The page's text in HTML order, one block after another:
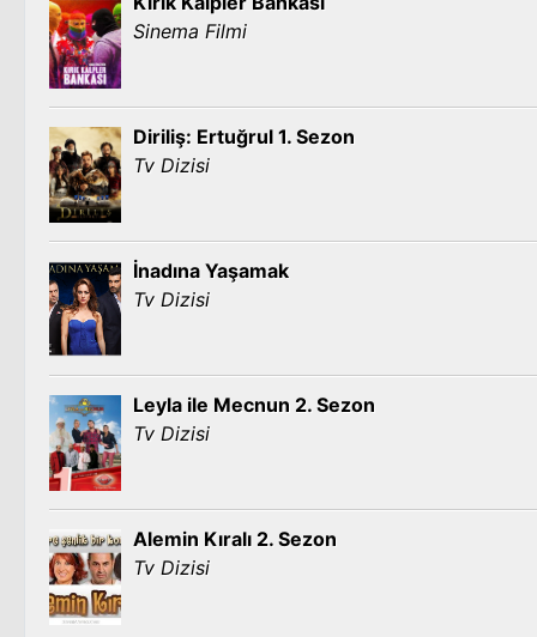
Sinema Filmi
Diriliş: Ertuğrul 1. Sezon
Tv Dizisi
İnadına Yaşamak
Tv Dizisi
Leyla ile Mecnun 2. Sezon
Tv Dizisi
Alemin Kıralı 2. Sezon
Tv Dizisi